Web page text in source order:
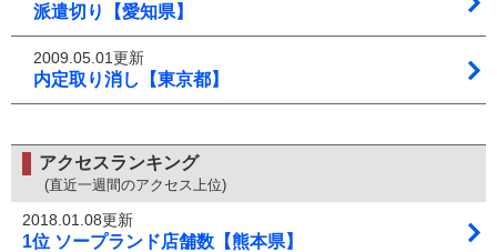
派遣切り【愛知県】
2009.05.01更新
内定取り消し【東京都】
アクセスランキング
(直近一週間のアクセス上位)
2018.01.08更新
1位 ソープランド店舗数【熊本県】